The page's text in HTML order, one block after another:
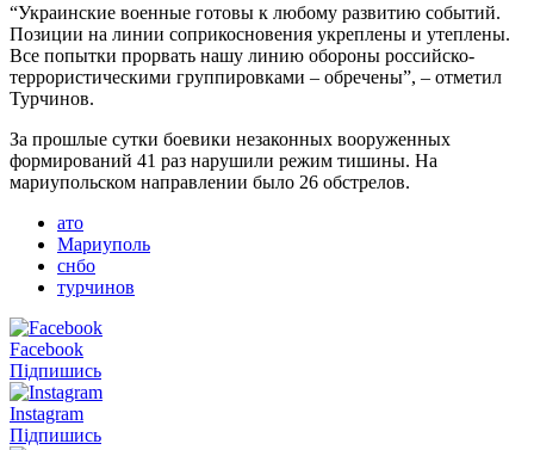
“Украинские военные готовы к любому развитию событий.
Позиции на линии соприкосновения укреплены и утеплены.
Все попытки прорвать нашу линию обороны российско-
террористическими группировками – обречены”, – отметил
Турчинов.
За прошлые сутки боевики незаконных вооруженных
формирований 41 раз нарушили режим тишины. На
мариупольском направлении было 26 обстрелов.
ато
Мариуполь
снбо
турчинов
Facebook
Підпишись
Instagram
Підпишись